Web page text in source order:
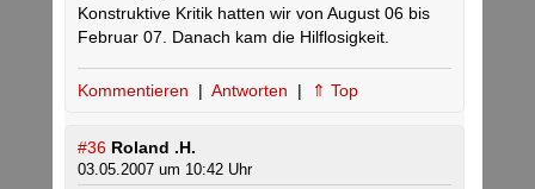
Konstruktive Kritik hatten wir von August 06 bis
Februar 07. Danach kam die Hilflosigkeit.
Kommentieren | Antworten | ⇑ Top
#36 Roland .H.
03.05.2007 um 10:42 Uhr